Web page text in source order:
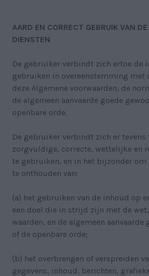
AARD EN CORRECT GEBRUIK VAN
DIENSTEN
De gebruiker verbindt zich ertoe de
gebruiken in overeenstemming met
deze Algemene voorwaarden, de
de algemeen aanvaarde goede
openbare orde.
De gebruiker verbindt zich er
zorgvuldige, correcte, wettelijke en
te gebruiken, en in het bijzonder om
te onthouden van:
(a) het gebruiken van de inhoud op
een doel die in strijd zijn met de
waarden, en de algemeen aanvaarde
of de openbare orde;
(b) het overbrengen of verspreiden
gegevens, inhoud, berichten,